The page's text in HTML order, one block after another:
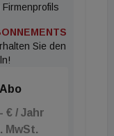
Milliarden
Deutschland,
Akteuren
Sie den
€ / Jahr
MwSt.